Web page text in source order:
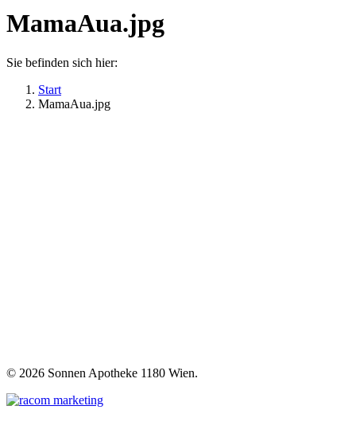
MamaAua.jpg
Sie befinden sich hier:
Start
MamaAua.jpg
© 2026 Sonnen Apotheke 1180 Wien.